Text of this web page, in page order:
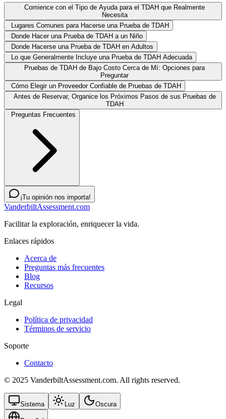
Comience con el Tipo de Ayuda para el TDAH que Realmente
Necesita
Lugares Comunes para Hacerse una Prueba de TDAH
Donde Hacer una Prueba de TDAH a un Niño
Donde Hacerse una Prueba de TDAH en Adultos
Lo que Generalmente Incluye una Prueba de TDAH Adecuada
Pruebas de TDAH de Bajo Costo Cerca de Mí: Opciones para
Preguntar
Cómo Elegir un Proveedor Confiable de Pruebas de TDAH
Antes de Reservar, Organice los Próximos Pasos de sus Pruebas de
TDAH
Preguntas Frecuentes
¡Tu opinión nos importa!
VanderbiltAssessment.com
Facilitar la exploración, enriquecer la vida.
Enlaces rápidos
Acerca de
Preguntas más frecuentes
Blog
Recursos
Legal
Política de privacidad
Términos de servicio
Soporte
Contacto
© 2025 VanderbiltAssessment.com. All rights reserved.
Sistema Luz Oscura